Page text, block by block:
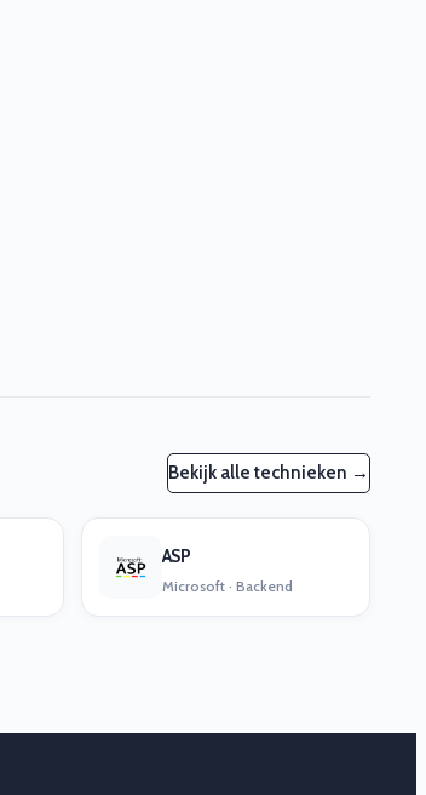
Bekijk alle technieken →
ASP
Microsoft · Backend